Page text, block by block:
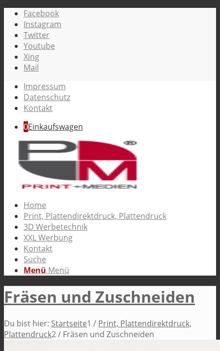
Facebook
Instagram
Twitter
Youtube
Xing
Mail
Impressum
Datenschutz
Kontakt
0Einkaufswagen
Home
Print, Plattendirektdruck, Plattendruck
3D Werbetechnik
XXL Werbung
Kontakt
Suche
Menü Menü
Fräsen und Zuschneiden
Du bist hier: Startseite1 / Print, Plattendirektdruck,
Plattendruck2/ Fräsen und Zuschneiden